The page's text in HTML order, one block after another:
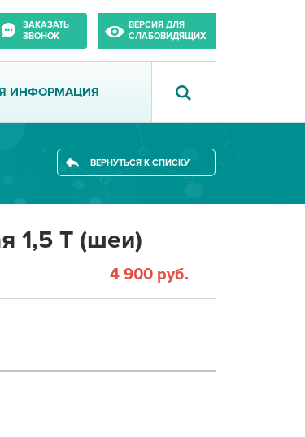
ЗАКАЗАТЬ
ЗВОНОК
ВЕРСИЯ ДЛЯ
СЛАБОВИДЯЩИХ
ИНФОРМАЦИЯ
ВЕРНУТЬСЯ К СПИСКУ
1,5 Т (шеи)
4 900 руб.